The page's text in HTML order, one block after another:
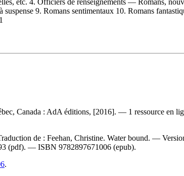
9. Romans sentimentaux 10. Romans
Canada : AdA éditions, [2016]. — 1 ressource en
de : Feehan, Christine. Water bound. —
(pdf). — ISBN 9782897671006 (epub).
.